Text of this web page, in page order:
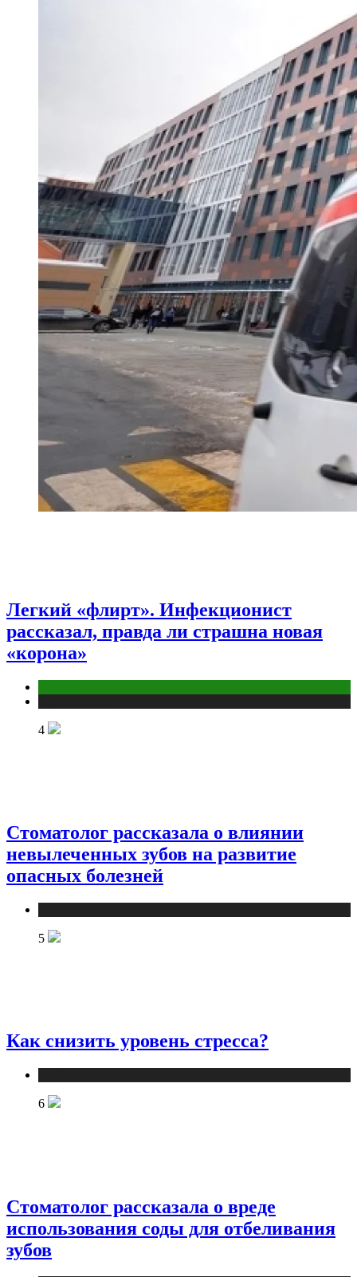
Легкий «флирт». Инфекционист
рассказал, правда ли страшна новая
«корона»
4
Стоматолог рассказала о влиянии
невылеченных зубов на развитие
опасных болезней
5
Как снизить уровень стресса?
6
Стоматолог рассказала о вреде
использования соды для отбеливания
зубов